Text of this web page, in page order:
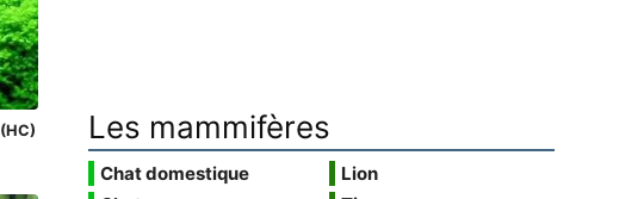
(HC) Les mammifères
Chat domestique
Lion